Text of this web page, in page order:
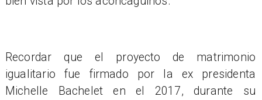
Recordar que el proyecto de matrimonio
igualitario fue firmado por la ex presidenta
Michelle Bachelet en el 2017, durante su